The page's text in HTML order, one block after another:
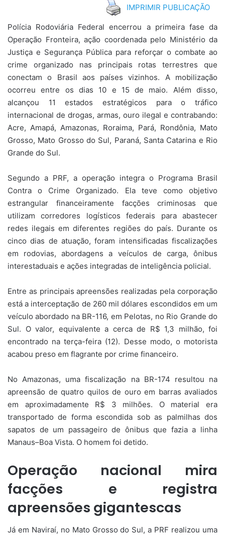
IMPRIMIR PUBLICAÇÃO
Polícia Rodoviária Federal encerrou a primeira fase da
Operação Fronteira, ação coordenada pelo Ministério da
Justiça e Segurança Pública para reforçar o combate ao
crime organizado nas principais rotas terrestres que
conectam o Brasil aos países vizinhos. A mobilização
ocorreu entre os dias 10 e 15 de maio. Além disso,
alcançou 11 estados estratégicos para o tráfico
internacional de drogas, armas, ouro ilegal e contrabando:
Acre, Amapá, Amazonas, Roraima, Pará, Rondônia, Mato
Grosso, Mato Grosso do Sul, Paraná, Santa Catarina e Rio
Grande do Sul.
Segundo a PRF, a operação integra o Programa Brasil
Contra o Crime Organizado. Ela teve como objetivo
estrangular financeiramente facções criminosas que
utilizam corredores logísticos federais para abastecer
redes ilegais em diferentes regiões do país. Durante os
cinco dias de atuação, foram intensificadas fiscalizações
em rodovias, abordagens a veículos de carga, ônibus
interestaduais e ações integradas de inteligência policial.
Entre as principais apreensões realizadas pela corporação
está a interceptação de 260 mil dólares escondidos em um
veículo abordado na BR-116, em Pelotas, no Rio Grande do
Sul. O valor, equivalente a cerca de R$ 1,3 milhão, foi
encontrado na terça-feira (12). Desse modo, o motorista
acabou preso em flagrante por crime financeiro.
No Amazonas, uma fiscalização na BR-174 resultou na
apreensão de quatro quilos de ouro em barras avaliados
em aproximadamente R$ 3 milhões. O material era
transportado de forma escondida sob as palmilhas dos
sapatos de um passageiro de ônibus que fazia a linha
Manaus–Boa Vista. O homem foi detido.
Operação nacional mira
facções e registra
apreensões gigantescas
Já em Naviraí, no Mato Grosso do Sul, a PRF realizou uma